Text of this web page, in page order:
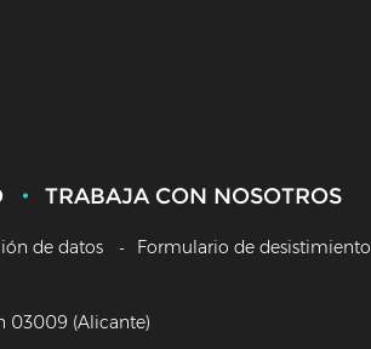
TRABAJA CON NOSOTROS
de datos Formulario de desistimiento
03009 (Alicante)